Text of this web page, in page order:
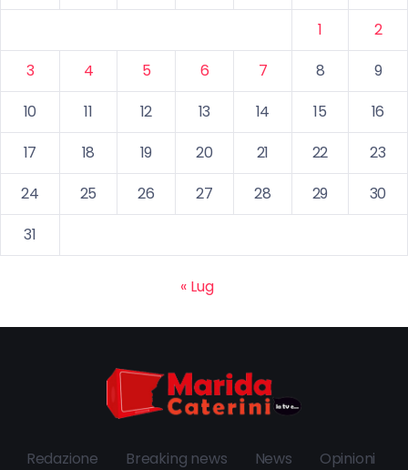
1
2
3
4 5 6 7 8
9
10
11 12 13 14 15
16
17
18 19 20 21 22
23
24
25 26 27 28 29
30
31
« Lug
Redazione Breaking news News Opinioni